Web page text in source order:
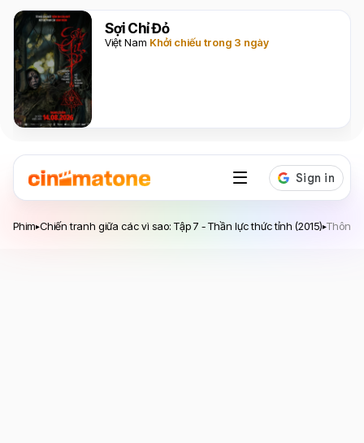
Sợi Chỉ Đỏ
Việt Nam Khởi chiếu trong 3 ngày
tỉnh
Phim▸Chiến tranh giữa các vì sao: Tập 7 - Thần lực thức tỉnh (2015)▸Thông